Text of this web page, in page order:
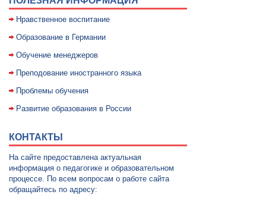
Нравственное воспитание
Образование в Германии
Обучение менеджеров
Преподование иностранного языка
Проблемы обучения
Развитие образования в России
КОНТАКТЫ
На сайте предоставлена актуальная
информация о педагогике и образовательном
процессе. По всем вопросам о работе сайта
обращайтесь по адресу: